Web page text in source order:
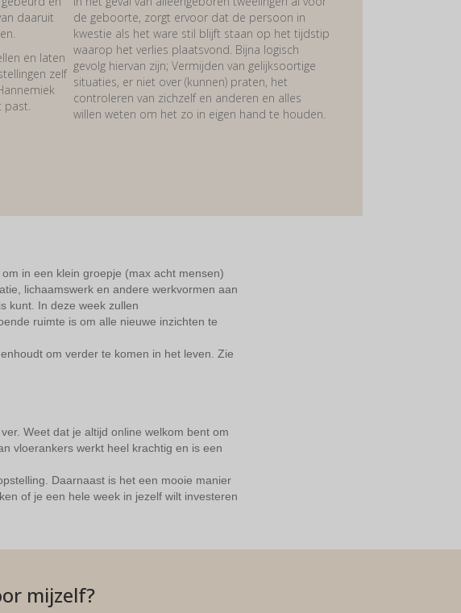
daaruit
en laten
zelf
past.
de geboorte, zorgt ervoor dat de persoon in
kwestie als het ware stil blijft staan op het tijdstip
waarop het verlies plaatsvond. Bijna logisch
gevolg hiervan zijn; Vermijden van gelijksoortige
situaties, er niet over (kunnen) praten, het
controleren van zichzelf en anderen en alles
willen weten om het zo in eigen hand te houden.
in een klein groepje (max acht mensen)
lichaamswerk en andere werkvormen aan
kunt. In deze week zullen
ruimte is om alle nieuwe inzichten te
om verder te komen in het leven. Zie
Weet dat je altijd online welkom bent om
vloerankers werkt heel krachtig en is een
Daarnaast is het een mooie manier
of je een hele week in jezelf wilt investeren
mijzelf?